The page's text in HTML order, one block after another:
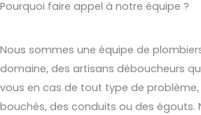
Pourquoi faire appel à notre équipe ?
Nous sommes une équipe de
domaine, des artisans déboucheurs
vous en cas de tout type de
bouchés, des conduits ou des égouts.